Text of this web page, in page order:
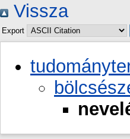
Vissza
Export